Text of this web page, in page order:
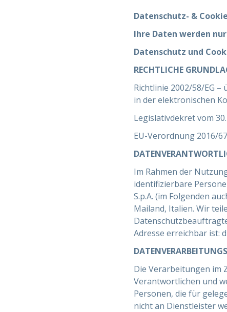
Datenschutz- &
Ihre Daten werden
Datenschutz und
RECHTLICHE
Richtlinie 2002/58/EG
in der elektronischen
Legislativdekret vom
EU-Verordnung 2016/
Im Rahmen der
identifizierbare
S.p.A. (im Folgenden
Mailand, Italien. Wir
Adresse erreichbar ist:
Die Verarbeitungen im
Verantwortlichen und
Personen, die für
nicht an Dienstleister